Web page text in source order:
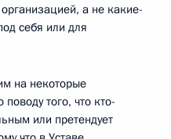
а не какие-
себя или для
на некоторые
того, что кто-
или претендует